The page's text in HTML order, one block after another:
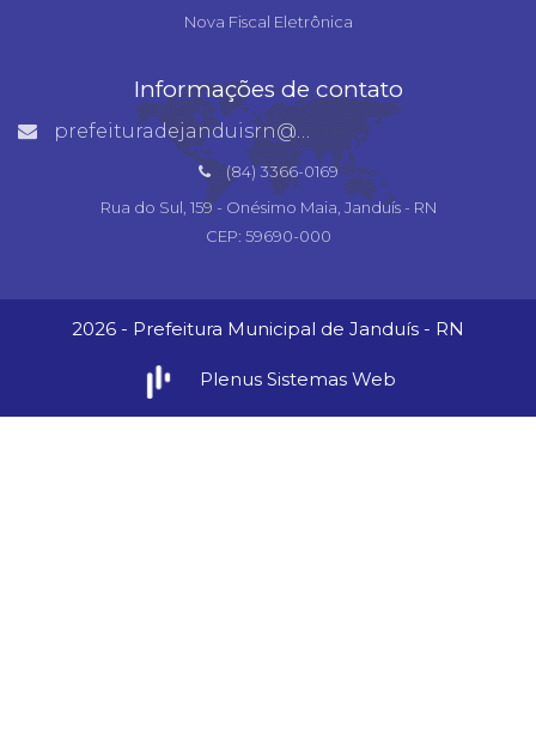
Nova Fiscal Eletrônica
Informações de contato
prefeituradejanduisrn@gmail.com
(84) 3366-0169
Rua do Sul, 159 - Onésimo Maia, Janduís - RN
CEP: 59690-000
2026 - Prefeitura Municipal de Janduís - RN
Plenus Sistemas Web